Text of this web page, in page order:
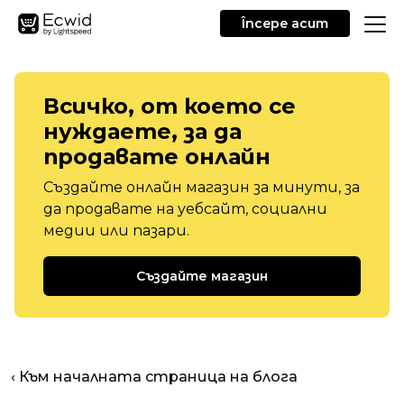
Începe acum
Всичко, от което се
нуждаете, за да
продавате онлайн
Създайте онлайн магазин за минути, за
да продавате на уебсайт, социални
медии или пазари.
Създайте магазин
‹ Към началната страница на блога